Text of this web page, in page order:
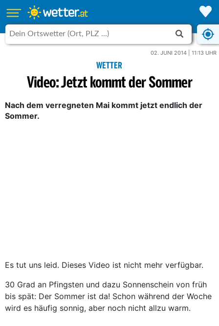
02. JUNI 2014 | 11:13 UHR
WETTER
Video: Jetzt kommt der Sommer
Nach dem verregneten Mai kommt jetzt endlich der
Sommer.
Es tut uns leid. Dieses Video ist nicht mehr verfügbar.
30 Grad an Pfingsten und dazu Sonnenschein von früh
bis spät: Der Sommer ist da! Schon während der Woche
wird es häufig sonnig, aber noch nicht allzu warm.